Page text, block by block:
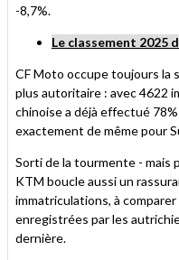
-8,7%.
Le classement
CF Moto occupe toujours la
plus autoritaire : avec 4622
chinoise a déjà effectué
exactement de même pour
Sorti de la tourmente - mais
KTM boucle aussi un
immatriculations, à
enregistrées par les
dernière.